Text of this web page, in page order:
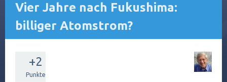
Vier Jahre nach Fukushima:
billiger Atomstrom?
+2
Punkte